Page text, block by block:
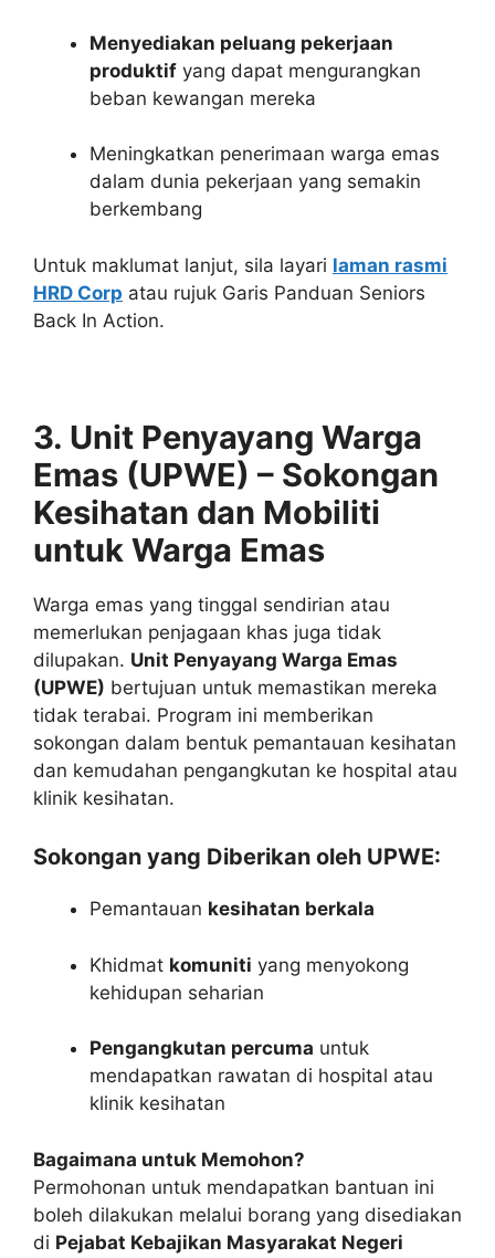
Menyediakan peluang pekerjaan
produktif yang dapat mengurangkan
beban kewangan mereka
Meningkatkan penerimaan warga emas
dalam dunia pekerjaan yang semakin
berkembang
Untuk maklumat lanjut, sila layari laman rasmi
HRD Corp atau rujuk Garis Panduan Seniors
Back In Action.
3. Unit Penyayang Warga
Emas (UPWE) – Sokongan
Kesihatan dan Mobiliti
untuk Warga Emas
Warga emas yang tinggal sendirian atau
memerlukan penjagaan khas juga tidak
dilupakan. Unit Penyayang Warga Emas
(UPWE) bertujuan untuk memastikan mereka
tidak terabai. Program ini memberikan
sokongan dalam bentuk pemantauan kesihatan
dan kemudahan pengangkutan ke hospital atau
klinik kesihatan.
Sokongan yang Diberikan oleh UPWE:
Pemantauan kesihatan berkala
Khidmat komuniti yang menyokong
kehidupan seharian
Pengangkutan percuma untuk
mendapatkan rawatan di hospital atau
klinik kesihatan
Bagaimana untuk Memohon?
Permohonan untuk mendapatkan bantuan ini
boleh dilakukan melalui borang yang disediakan
di Pejabat Kebajikan Masyarakat Negeri